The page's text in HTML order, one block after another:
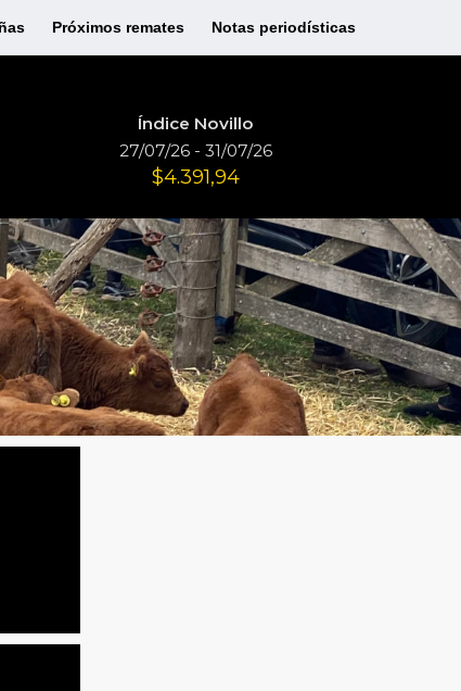
Próximos remates Notas periodísticas
Índice Novillo
27/07/26 - 31/07/26
$4.391,94